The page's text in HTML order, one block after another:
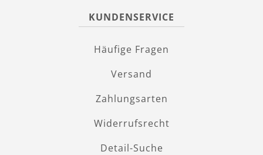
KUNDENSERVICE
Häufige Fragen
Versand
Zahlungsarten
Widerrufsrecht
Detail-Suche